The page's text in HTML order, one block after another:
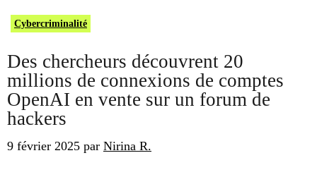
Cybercriminalité
Des chercheurs découvrent 20
millions de connexions de comptes
OpenAI en vente sur un forum de
hackers
9 février 2025 par Nirina R.